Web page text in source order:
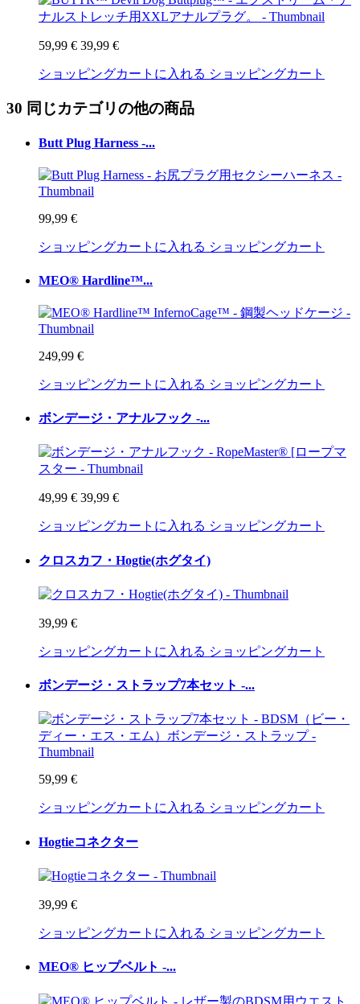
59,99 € 39,99 €
ショッピングカートに入れる ショッピングカート
30 同じカテゴリの他の商品
Butt Plug Harness -...
99,99 €
ショッピングカートに入れる ショッピングカート
MEO® Hardline™...
249,99 €
ショッピングカートに入れる ショッピングカート
ボンデージ・アナルフック -...
49,99 € 39,99 €
ショッピングカートに入れる ショッピングカート
クロスカフ・Hogtie(ホグタイ)
39,99 €
ショッピングカートに入れる ショッピングカート
ボンデージ・ストラップ7本セット -...
59,99 €
ショッピングカートに入れる ショッピングカート
Hogtieコネクター
39,99 €
ショッピングカートに入れる ショッピングカート
MEO® ヒップベルト -...